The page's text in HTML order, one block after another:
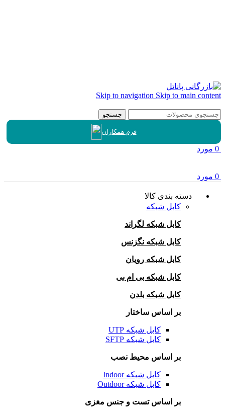
Skip to navigation Skip to main content
جستجو
فرم همکاران
0 مورد
0 مورد
دسته بندی کالا
کابل شبکه
کابل شبکه لگراند
کابل شبکه نگزنس
کابل شبکه رویان
کابل شبکه بی ام بی
کابل شبکه بلدن
بر اساس ساختار
کابل شبکه UTP
کابل شبکه SFTP
بر اساس محیط نصب
کابل شبکه Indoor
کابل شبکه Outdoor
بر اساس تست و جنس مغزی